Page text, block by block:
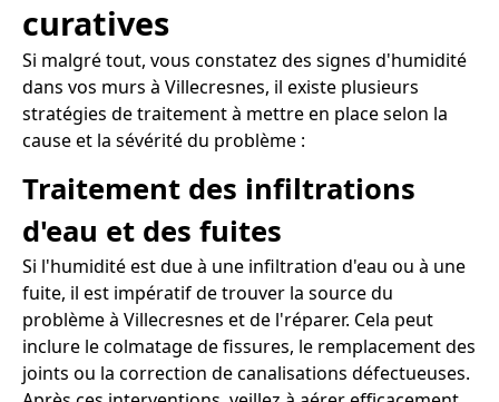
curatives
Si malgré tout, vous constatez des signes d'humidité
dans vos murs à Villecresnes, il existe plusieurs
stratégies de traitement à mettre en place selon la
cause et la sévérité du problème :
Traitement des infiltrations
d'eau et des fuites
Si l'humidité est due à une infiltration d'eau ou à une
fuite, il est impératif de trouver la source du
problème à Villecresnes et de l'réparer. Cela peut
inclure le colmatage de fissures, le remplacement des
joints ou la correction de canalisations défectueuses.